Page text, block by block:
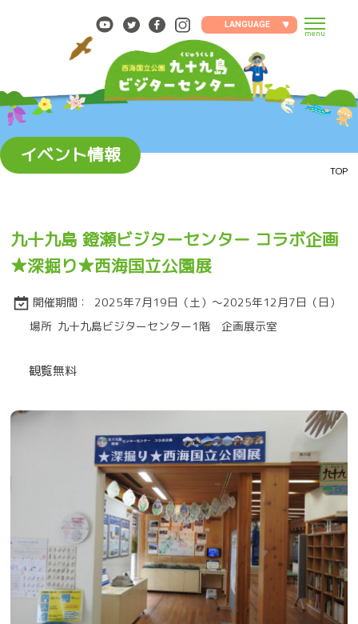
LANGUAGE
menu
TOP
イベント情報
九十九島 鐙瀬ビジターセンター コラボ企画
★深掘り★西海国立公園展
開催期間：
2025年7月19日（土）～2025年12月7日（日）
場所 九十九島ビジターセンター1階 企画展示室
観覧無料